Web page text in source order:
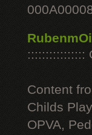
::::::::::::::::
Content
Childs
OPVA,